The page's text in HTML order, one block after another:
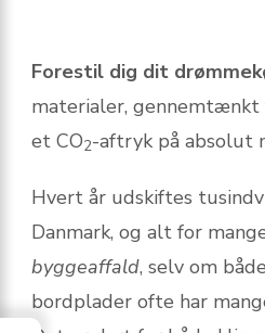
Forestil dig dit
materialer,
et CO2-aftryk på absolut
Hvert år udskiftes
Danmark, og alt for
byggeaffald, selv om
bordplader ofte har